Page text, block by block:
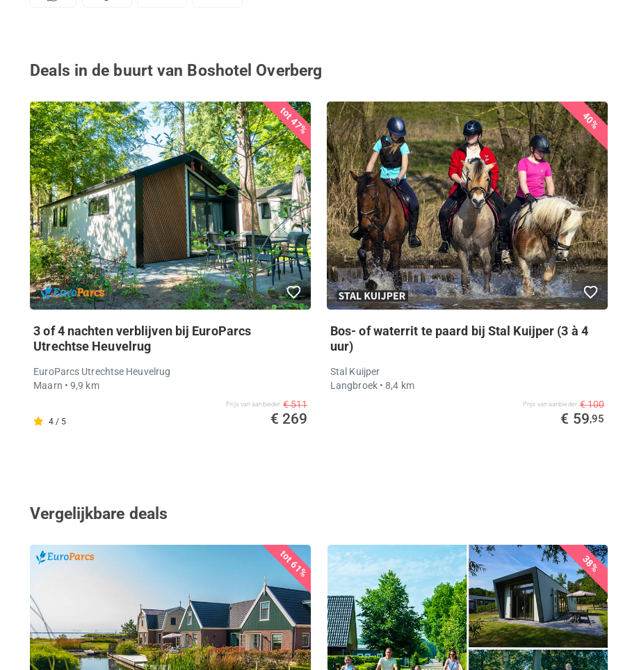
Deals in de buurt van Boshotel Overberg
tot 47%
3 of 4 nachten verblijven bij EuroParcs
Utrechtse Heuvelrug
EuroParcs Utrechtse Heuvelrug
Maarn • 9,9 km
4 / 5
Prijs van aanbieder € 511
€ 269
40%
Bos- of waterrit te paard bij Stal Kuijper (3 à 4
uur)
Stal Kuijper
Langbroek • 8,4 km
Prijs van aanbieder € 100
€ 59,95
Vergelijkbare deals
tot 61% 38%